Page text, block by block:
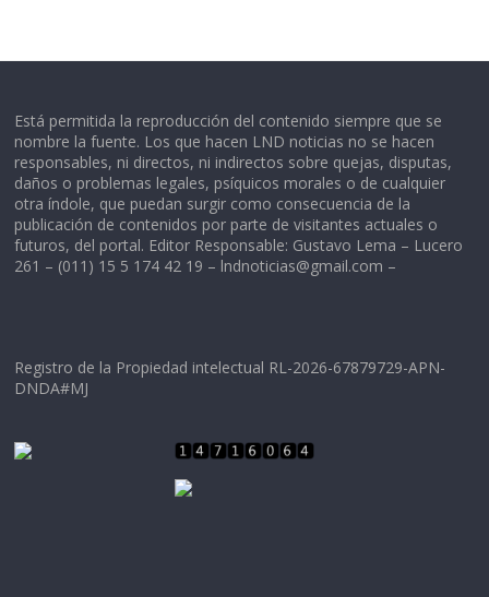
Está permitida la reproducción del contenido siempre que se
nombre la fuente. Los que hacen LND noticias no se hacen
responsables, ni directos, ni indirectos sobre quejas, disputas,
daños o problemas legales, psíquicos morales o de cualquier
otra índole, que puedan surgir como consecuencia de la
publicación de contenidos por parte de visitantes actuales o
futuros, del portal. Editor Responsable: Gustavo Lema – Lucero
261 – (011) 15 5 174 42 19 – lndnoticias@gmail.com –
Registro de la Propiedad intelectual RL-2026-67879729-APN-
DNDA#MJ